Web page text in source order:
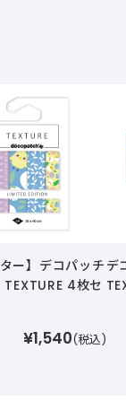
ター】デコパッチ
TEXTURE 4枚セ
¥1,540(税込)
デ